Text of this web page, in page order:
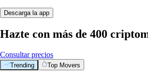
Descarga la app
Hazte con más de 400
Consultar precios
Trending Top Movers